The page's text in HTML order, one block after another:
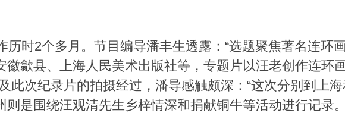
历时2个多月。节目编导潘丰生透露：“选题聚焦著名连环
徽歙县、上海人民美术出版社等，专题片以汪老创作连环
此次纪录片的拍摄经过，潘导感触颇深：“这次分别到上
是围绕汪观清先生乡梓情深和捐献铜牛等活动进行记录